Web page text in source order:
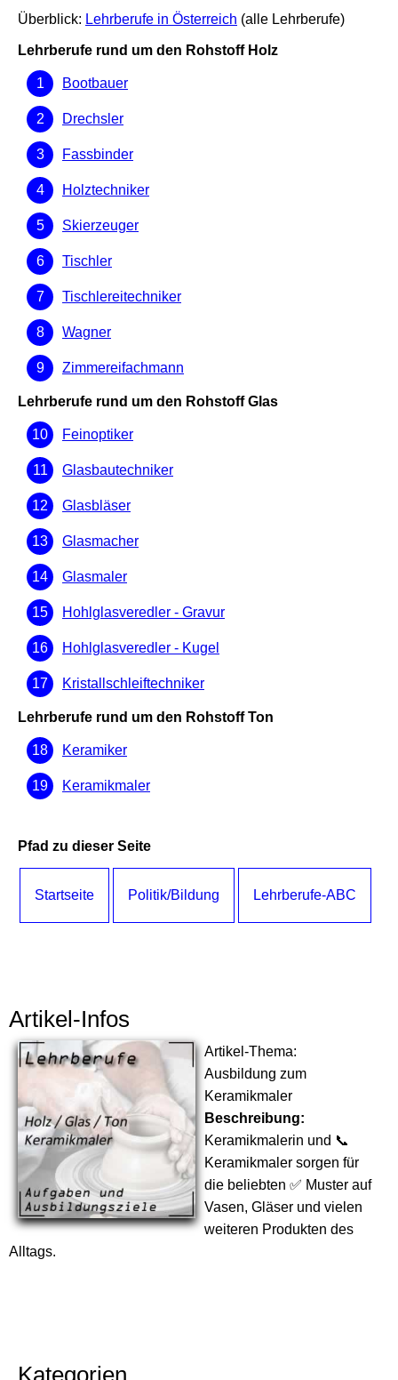
Überblick: Lehrberufe in Österreich (alle Lehrberufe)
Lehrberufe rund um den Rohstoff Holz
Bootbauer
Drechsler
Fassbinder
Holztechniker
Skierzeuger
Tischler
Tischlereitechniker
Wagner
Zimmereifachmann
Lehrberufe rund um den Rohstoff Glas
Feinoptiker
Glasbautechniker
Glasbläser
Glasmacher
Glasmaler
Hohlglasveredler - Gravur
Hohlglasveredler - Kugel
Kristallschleiftechniker
Lehrberufe rund um den Rohstoff Ton
Keramiker
Keramikmaler
Pfad zu dieser Seite
Startseite Politik/Bildung Lehrberufe-ABC
Artikel-Infos
Artikel-Thema:
Ausbildung zum
Keramikmaler
Beschreibung:
Keramikmalerin und 📞
Keramikmaler sorgen für
die beliebten ✅ Muster auf
Vasen, Gläser und vielen
weiteren Produkten des
Alltags.
Kategorien